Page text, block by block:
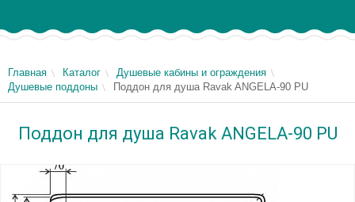
Главная Каталог
Душевые кабины и ограждения
Душевые поддоны
Поддон для душа Ravak ANGELA-90 PU
Поддон для душа Ravak ANGELA-90 PU